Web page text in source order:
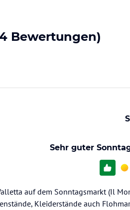
Bewertungen)
Sehr guter
auf dem Sonntagsmarkt (Il
Kleiderstände auch